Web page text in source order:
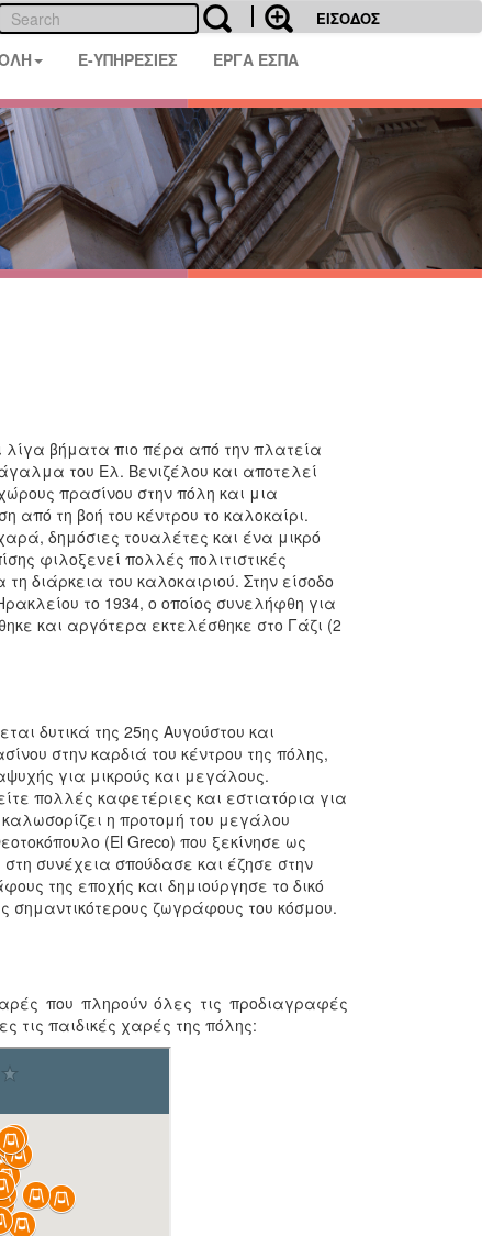
ΕΙΣΟΔΟΣ
E-ΥΠΗΡΕΣΙΕΣ ΕΡΓΑ ΕΣΠΑ
λίγα βήματα πιο πέρα από την πλατεία
του Ελ. Βενιζέλου και αποτελεί
πρασίνου στην πόλη και μια
από τη βοή του κέντρου το καλοκαίρι.
δημόσιες τουαλέτες και ένα μικρό
φιλοξενεί πολλές πολιτιστικές
διάρκεια του καλοκαιριού. Στην είσοδο
το 1934, ο οποίος συνελήφθη για
και αργότερα εκτελέσθηκε στο Γάζι (2
δυτικά της 25ης Αυγούστου και
στην καρδιά του κέντρου της πόλης,
για μικρούς και μεγάλους.
πολλές καφετέριες και εστιατόρια για
η προτομή του μεγάλου
(El Greco) που ξεκίνησε ως
συνέχεια σπούδασε και έζησε στην
της εποχής και δημιούργησε το δικό
σημαντικότερους ζωγράφους του κόσμου.
που πληρούν όλες τις προδιαγραφές
παιδικές χαρές της πόλης: